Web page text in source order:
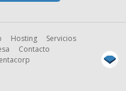
Hosting
Servicios
Contacto